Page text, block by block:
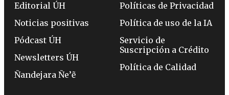
Editorial ÚH
Noticias positivas
Pódcast ÚH
Newsletters ÚH
Ñandejara Ñe’ẽ
Políticas de Privacidad
Política de uso de la IA
Servicio de
Suscripción a Crédito
Política de Calidad